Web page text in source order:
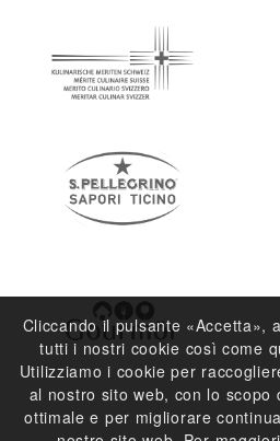
Cliccando il pulsante «Accetta»,
tutti i nostri cookie così come
Utilizziamo i cookie per
al nostro sito web, con lo scopo
ottimale e per migliorare